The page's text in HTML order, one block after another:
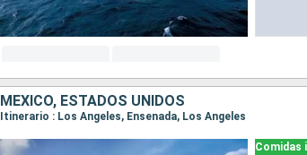
MÉXICO, ESTADOS UNIDOS
Itinerario : Los Angeles, Ensenada, Los Angeles
Comidas